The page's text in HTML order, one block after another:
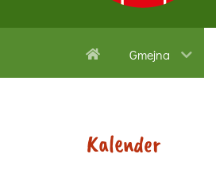
Gmejna
Kalender